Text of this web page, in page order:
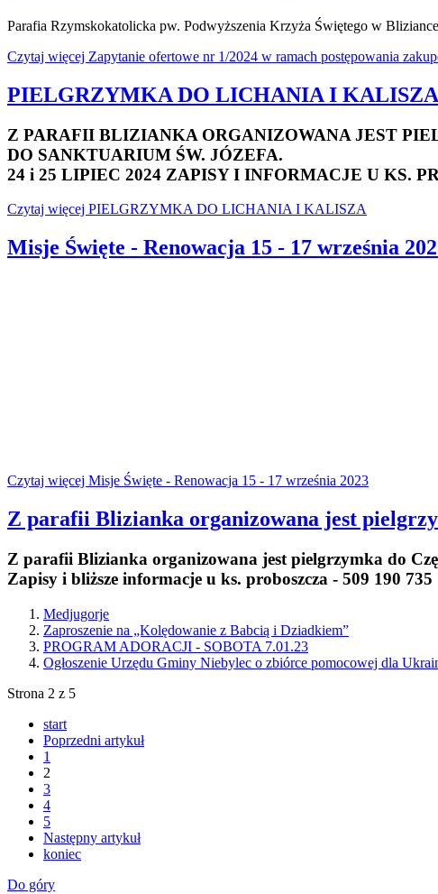
Parafia Rzymskokatolicka pw. Podwyższenia Krzyża Świętego w
Czytaj więcej Zapytanie ofertowe nr 1/2024 w ramach postępowania
PIELGRZYMKA DO LICHANIA I KALISZA
Z PARAFII BLIZIANKA ORGANIZOWANA JEST
DO SANKTUARIUM ŚW. JÓZEFA.
24 i 25 LIPIEC 2024 ZAPISY I INFORMACJE U KS.
Czytaj więcej PIELGRZYMKA DO LICHANIA I KALISZA
Misje Święte - Renowacja 15 - 17 września
Czytaj więcej Misje Święte - Renowacja 15 - 17 września 2023
Z parafii Blizianka organizowana jest
Z parafii Blizianka organizowana jest pielgrzymka do
Zapisy i bliższe informacje u ks. proboszcza - 509 190 735
Medjugorje
Zaproszenie na „Kolędowanie z Babcią i Dziadkiem”
PROGRAM ADORACJI - SOBOTA 7.01.23
Ogłoszenie Urzędu Gminy Niebylec o zbiórce pomocowej dla
Strona 2 z 5
start
Poprzedni artykuł
1
2
3
4
5
Następny artykuł
koniec
Do góry